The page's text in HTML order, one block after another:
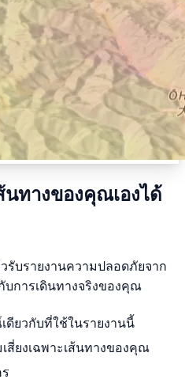
นทางของคุณเองได้
รับรายงานความปลอดภัยจาก
บการเดินทางจริงของคุณ
ดียวกับที่ใช้ในรายงานนี้
สี่ยงเฉพาะเส้นทางของคุณ